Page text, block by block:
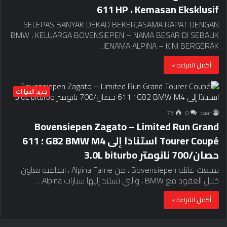
611 HP ، Kemasan Eksklusif
SELEPAS BANYAK DEKAD BEKERJASAMA RAPAT DENGAN
BMW ، KELUARGA BOVENSIEPEN – NAMA BESAR DI SEBALIK
JENAMA ALPINA – KINI BERGERAK…
أكمل القراءة »
جديد السيارات
caar
0
73
Bovensiepen Zagato – Limited Run Grand
Tourer Coupé استنادًا إلى G82 BMW M4 ؛ 611
حصان/700 نانومتر 3.0L biturbo
تمتعت عائلة Bovensiepen ، من Alpina Fame ، اتفاقية تعاون
خلال العقود مع BMW ، والتي تستند إليها سيارات Alpina.…
أكمل القراءة »